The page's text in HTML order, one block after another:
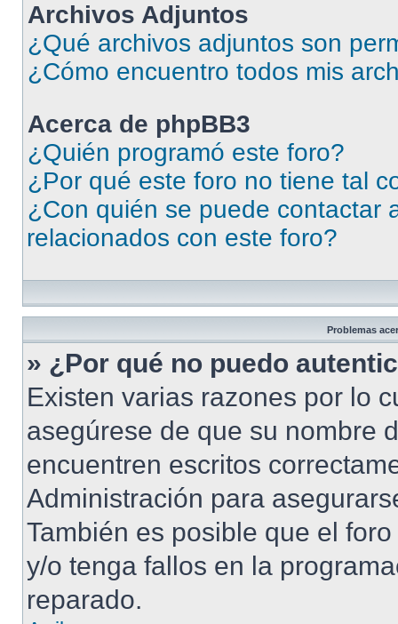
Archivos Adjuntos
¿Qué archivos adjuntos son
¿Cómo encuentro todos mis
Acerca de phpBB3
¿Quién programó este foro?
¿Por qué este foro no tiene tal
¿Con quién se puede contactar
relacionados con este foro?
Problemas
» ¿Por qué no puedo
Existen varias razones por lo
asegúrese de que su nombre
encuentren escritos
Administración para
También es posible que el
y/o tenga fallos en la
reparado.